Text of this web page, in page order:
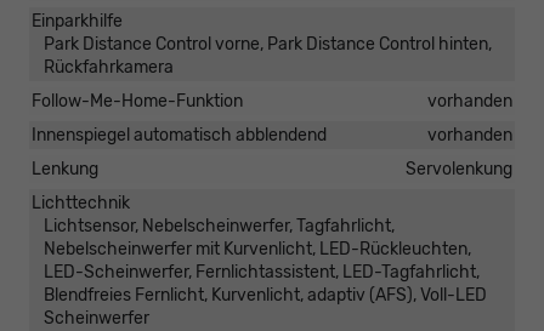
Einparkhilfe
Park Distance Control vorne, Park Distance Control hinten,
Rückfahrkamera
Follow-Me-Home-Funktion
vorhanden
Innenspiegel automatisch abblendend
vorhanden
Lenkung
Servolenkung
Lichttechnik
Lichtsensor, Nebelscheinwerfer, Tagfahrlicht,
Nebelscheinwerfer mit Kurvenlicht, LED-Rückleuchten,
LED-Scheinwerfer, Fernlichtassistent, LED-Tagfahrlicht,
Blendfreies Fernlicht, Kurvenlicht, adaptiv (AFS), Voll-LED
Scheinwerfer